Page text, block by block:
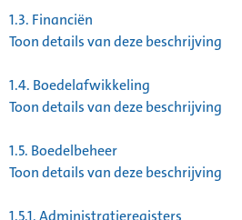
1.3. Financiën
Toon details van deze beschrijving
1.4. Boedelafwikkeling
Toon details van deze beschrijving
1.5. Boedelbeheer
Toon details van deze beschrijving